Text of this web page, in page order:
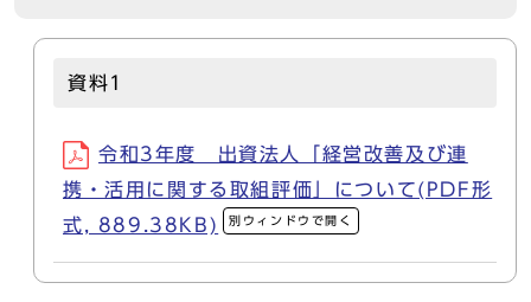
資料1
令和3年度 出資法人「経営改善及び連
携・活用に関する取組評価」について(PDF形
式, 889.38KB)
別ウィンドウで開く